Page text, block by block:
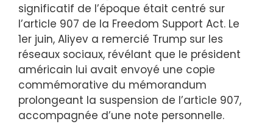
significatif de l’époque était centré sur
l’article 907 de la Freedom Support Act. Le
1er juin, Aliyev a remercié Trump sur les
réseaux sociaux, révélant que le président
américain lui avait envoyé une copie
commémorative du mémorandum
prolongeant la suspension de l’article 907,
accompagnée d’une note personnelle.